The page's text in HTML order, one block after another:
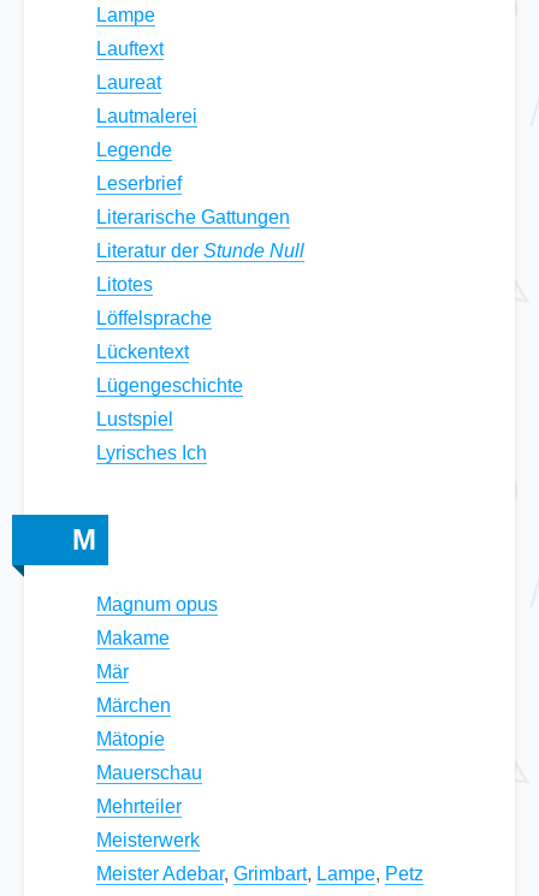
Lampe
Lauftext
Laureat
Lautmalerei
Legende
Leserbrief
Literarische Gattungen
Literatur der Stunde Null
Litotes
Löffelsprache
Lückentext
Lügengeschichte
Lustspiel
Lyrisches Ich
M
Magnum opus
Makame
Mär
Märchen
Mätopie
Mauerschau
Mehrteiler
Meisterwerk
Meister Adebar, Grimbart, Lampe, Petz